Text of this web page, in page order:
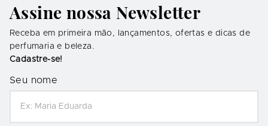
Assine nossa Newsletter
Receba em primeira mão, lançamentos, ofertas e dicas de
perfumaria e beleza.
Cadastre-se!
Seu nome